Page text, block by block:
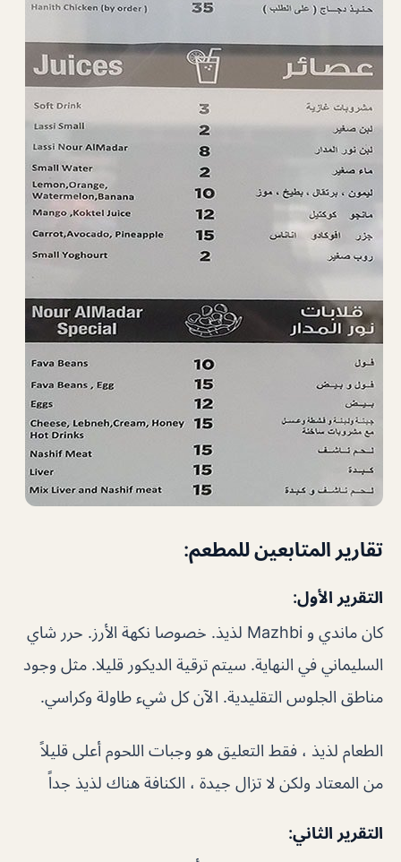
تقارير المتابعين للمطعم:
التقرير الأول:
كان ماندي و Mazhbi لذيذ. خصوصا نكهة الأرز. حرر شاي
السليماني في النهاية. سيتم ترقية الديكور قليلا. مثل وجود
مناطق الجلوس التقليدية. الآن كل شيء طاولة وكراسي.
الطعام لذيذ ، فقط التعليق هو وجبات اللحوم أعلى قليلاً
من المعتاد ولكن لا تزال جيدة ، الكنافة هناك لذيذ جداً
التقرير الثاني: